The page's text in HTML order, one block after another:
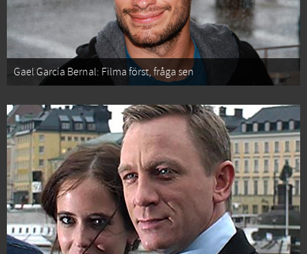
Gael García Bernal: Filma först, fråga sen